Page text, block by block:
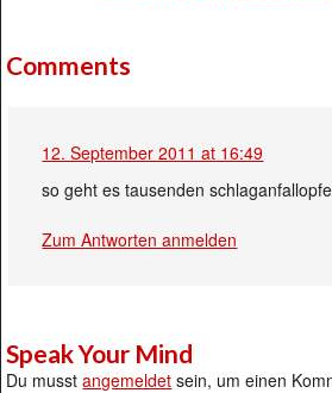
Comments
12. September 2011 at 16:49
so geht es tausenden
Zum Antworten anmelden
Speak Your Mind
Du musstangemeldet sein, um einen